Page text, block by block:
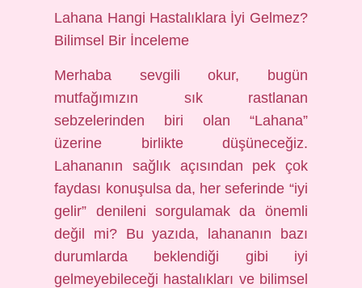
Lahana Hangi Hastalıklara İyi Gelmez?
Bilimsel Bir İnceleme
Merhaba sevgili okur, bugün
mutfağımızın sık rastlanan
sebzelerinden biri olan “Lahana”
üzerine birlikte düşüneceğiz.
Lahananın sağlık açısından pek çok
faydası konuşulsa da, her seferinde “iyi
gelir” denileni sorgulamak da önemli
değil mi? Bu yazıda, lahananın bazı
durumlarda beklendiği gibi iyi
gelmeyebileceği hastalıkları ve bilimsel